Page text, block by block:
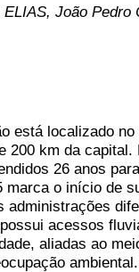
João
está localizado
200 km da
26 anos
marca o início de
administrações
acessos
aliadas ao
ambiental.